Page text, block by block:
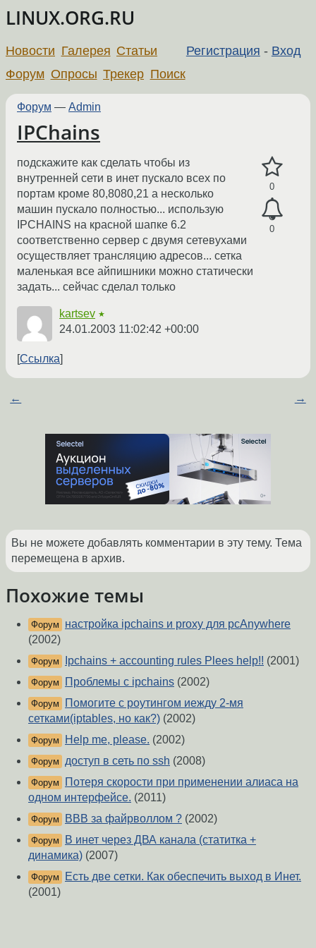
LINUX.ORG.RU
Регистрация - Вход
Новости Галерея Статьи
Форум Опросы Трекер Поиск
Форум — Admin
IPChains
0
0
подскажите как сделать чтобы из
внутренней сети в инет пускало всех по
портам кроме 80,8080,21 а несколько
машин пускало полностью... использую
IPCHAINS на красной шапке 6.2
соответственно сервер с двумя сетевухами
осуществляет трансляцию адресов... сетка
маленькая все айпишники можно статически
задать... сейчас сделал только
kartsev ★
24.01.2003 11:02:42 +00:00
Ссылка
← →
Вы не можете добавлять комментарии в эту тему. Тема
перемещена в архив.
Похожие темы
Форум
настройка ipchains и proxy для pcAnywhere
(2002)
Форум Ipchains + accounting rules Plees help!! (2001)
Форум Проблемы с ipchains (2002)
Форум
Помогите с роутингом иежду 2-мя
сетками(iptables, но как?) (2002)
Форум Help me, please. (2002)
Форум доступ в сеть по ssh (2008)
Форум
Потеря скорости при применении алиаса на
одном интерфейсе. (2011)
Форум ВВВ за файрволлом ? (2002)
Форум
В инет через ДВА канала (статитка +
динамика) (2007)
Форум
Есть две сетки. Как обеспечить выход в Инет.
(2001)